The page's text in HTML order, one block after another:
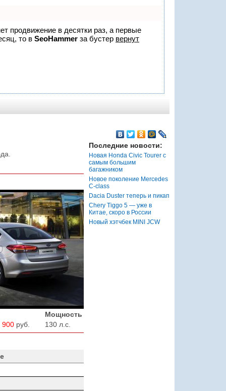
продвижение в десятки раз, а первые
то в SeoHammer за бустер вернут
Мощность
900руб. 130 л.с.
Последние новости:
Новая Honda Civic Tourer с
самым большим
багажником
Новое поколение Mercedes
C-class
Dacia Duster теперь и пикап
Chery Tiggo 5 — уже в
Китае, скоро в России
Новый хэтчбек MINI JCW